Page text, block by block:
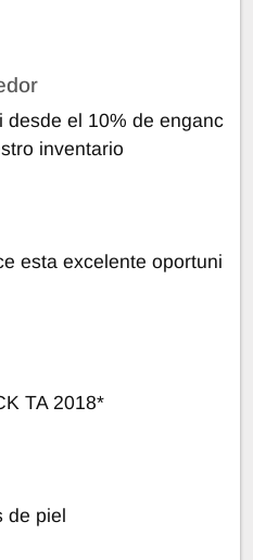
desde el 10% de enganc
inventario
esta excelente oportuni
TA 2018*
de piel